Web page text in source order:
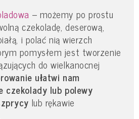
– możemy po prostu
czekoladę, deserową,
i polać nią wierzch
pomysłem jest tworzenie
do wielkanocnej
ułatwi nam
czekolady lub polewy
lub rękawie